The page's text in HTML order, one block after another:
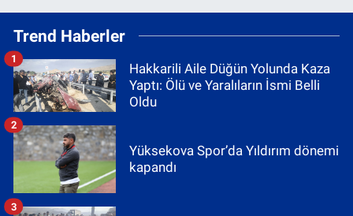
Trend Haberler
Hakkarili Aile Düğün Yolunda Kaza
Yaptı: Ölü ve Yaralıların İsmi Belli
Oldu
1
Yüksekova Spor’da Yıldırım dönemi
kapandı
2
3